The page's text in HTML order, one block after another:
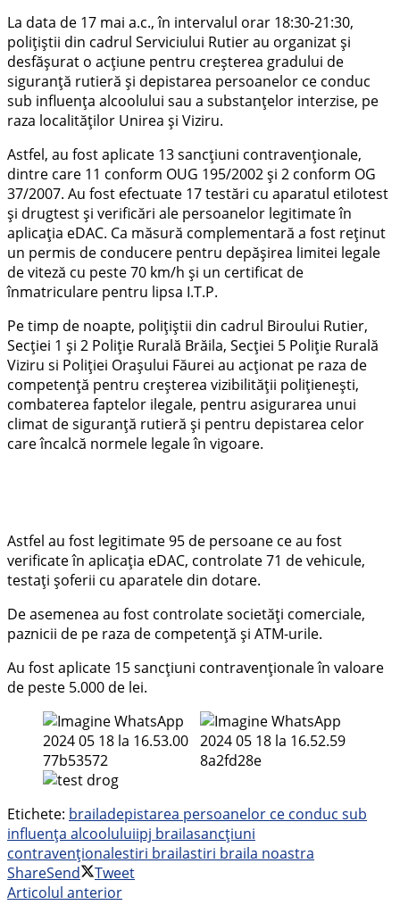
La data de 17 mai a.c., în intervalul orar 18:30-21:30,
polițiștii din cadrul Serviciului Rutier au organizat și
desfășurat o acțiune pentru creșterea gradului de
siguranță rutieră și depistarea persoanelor ce conduc
sub influența alcoolului sau a substanțelor interzise, pe
raza localităților Unirea și Viziru.
Astfel, au fost aplicate 13 sancțiuni contravenționale,
dintre care 11 conform OUG 195/2002 și 2 conform OG
37/2007. Au fost efectuate 17 testări cu aparatul etilotest
și drugtest și verificări ale persoanelor legitimate în
aplicația eDAC. Ca măsură complementară a fost reținut
un permis de conducere pentru depășirea limitei legale
de viteză cu peste 70 km/h și un certificat de
înmatriculare pentru lipsa I.T.P.
Pe timp de noapte, polițiștii din cadrul Biroului Rutier,
Secției 1 și 2 Poliție Rurală Brăila, Secției 5 Poliție Rurală
Viziru si Poliției Orașului Făurei au acționat pe raza de
competență pentru creșterea vizibilității polițienești,
combaterea faptelor ilegale, pentru asigurarea unui
climat de siguranță rutieră și pentru depistarea celor
care încalcă normele legale în vigoare.
Astfel au fost legitimate 95 de persoane ce au fost
verificate în aplicația eDAC, controlate 71 de vehicule,
testați șoferii cu aparatele din dotare.
De asemenea au fost controlate societăți comerciale,
paznicii de pe raza de competență și ATM-urile.
Au fost aplicate 15 sancțiuni contravenționale în valoare
de peste 5.000 de lei.
Etichete: brailadepistarea persoanelor ce conduc sub
influența alcooluluiipj brailasancțiuni
contravenționalestiri brailastiri braila noastra
ShareSend
Tweet
Articolul anterior